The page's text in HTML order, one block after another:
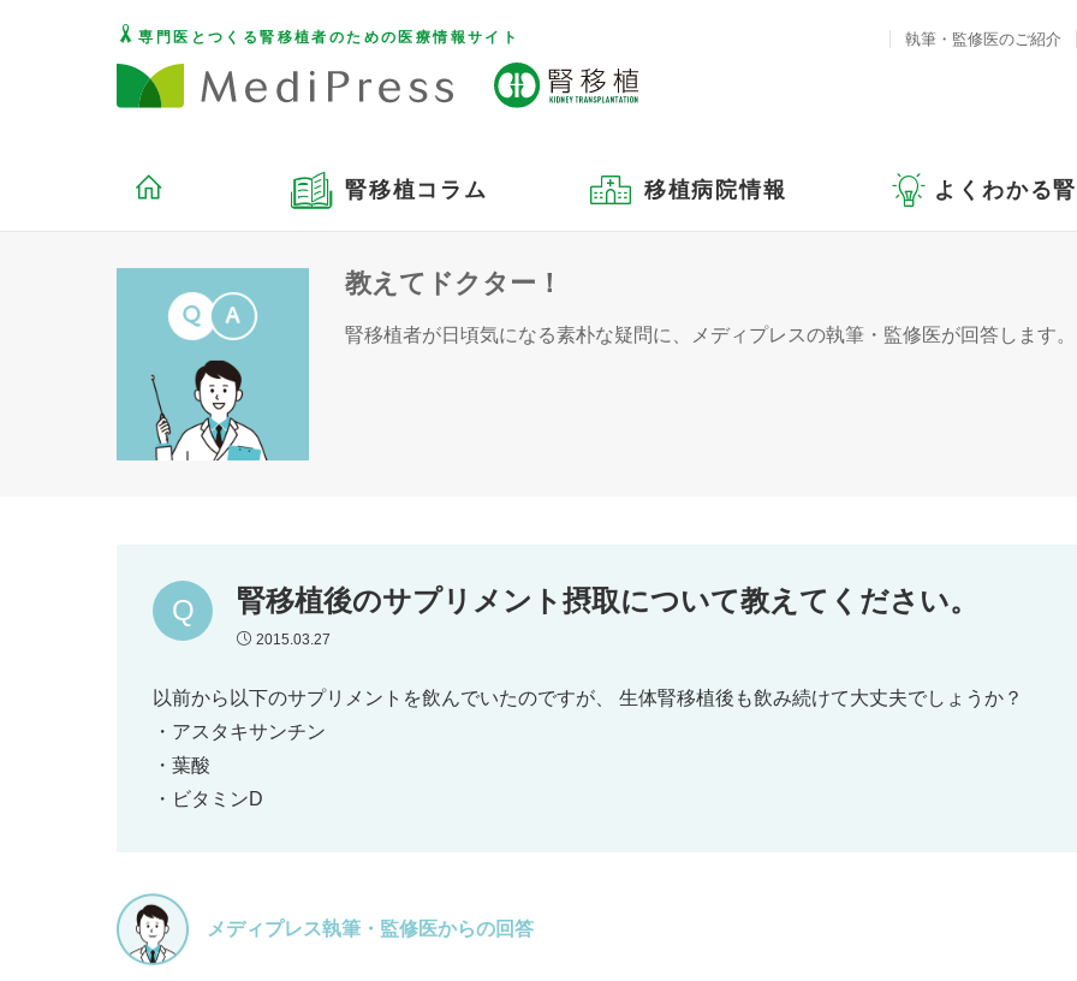
専門医とつくる腎移植者のための医療情報サイト
腎移植コラム 移植病院情報 よくわかる
執筆・監修医のご紹介
教えてドクター！
腎移植者が日頃気になる素朴な疑問に、メディプレスの執筆・監修医が回答します。
腎移植後のサプリメント摂取について教えてください。
2015.03.27
以前から以下のサプリメントを飲んでいたのですが、 生体腎移植後も飲み続けて大丈夫でしょうか？
・アスタキサンチン
・葉酸
・ビタミンD
メディプレス執筆・監修医からの回答